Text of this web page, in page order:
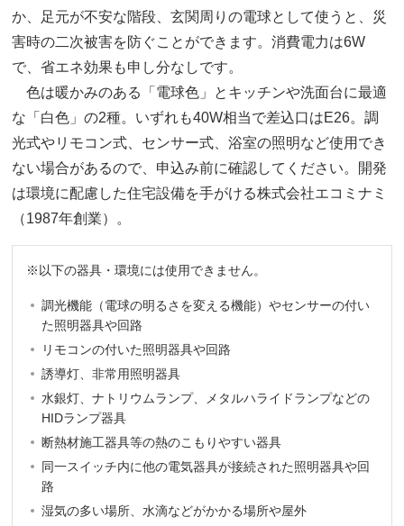
か、足元が不安な階段、玄関周りの電球として使うと、災
害時の二次被害を防ぐことができます。消費電力は6W
で、省エネ効果も申し分なしです。
色は暖かみのある「電球色」とキッチンや洗面台に最適
な「白色」の2種。いずれも40W相当で差込口はE26。調
光式やリモコン式、センサー式、浴室の照明など使用でき
ない場合があるので、申込み前に確認してください。開発
は環境に配慮した住宅設備を手がける株式会社エコミナミ
（1987年創業）。
※以下の器具・環境には使用できません。
調光機能（電球の明るさを変える機能）やセンサーの付い
た照明器具や回路
リモコンの付いた照明器具や回路
誘導灯、非常用照明器具
水銀灯、ナトリウムランプ、メタルハライドランプなどの
HIDランプ器具
断熱材施工器具等の熱のこもりやすい器具
同一スイッチ内に他の電気器具が接続された照明器具や回
路
湿気の多い場所、水滴などがかかる場所や屋外